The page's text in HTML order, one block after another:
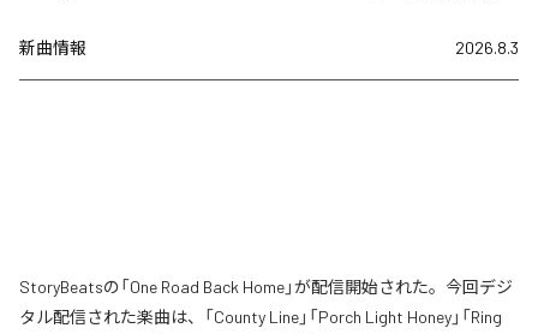
新曲情報 2026.8.3
StoryBeatsの「One Road Back Home」が配信開始された。今回デジ
タル配信された楽曲は、「County Line」「Porch Light Honey」「Ring